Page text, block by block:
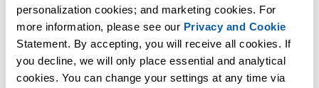
personalization cookies; and marketing cookies. For
more information, please see our Privacy and Cookie
Statement. By accepting, you will receive all cookies. If
you decline, we will only place essential and analytical
cookies. You can change your settings at any time via